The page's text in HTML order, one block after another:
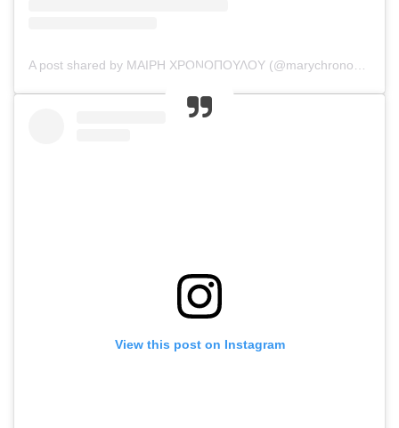
A post shared by ΜΑΙΡΗ ΧΡΟΝΟΠΟΥΛΟΥ (@marychronopoulou_official)
View this post on Instagram